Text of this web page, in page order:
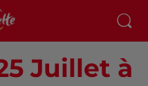
Juillet à